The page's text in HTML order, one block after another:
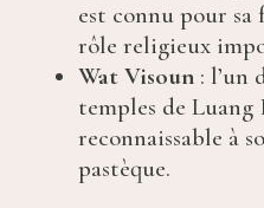
est connu pour sa
rôle religieux
Wat Visoun: l’un
temples de Luang
reconnaissable à
pastèque.